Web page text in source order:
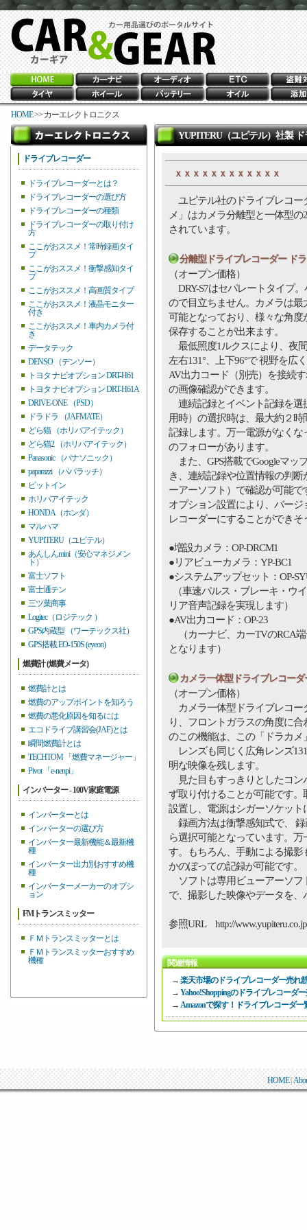
HOME>> カーエレクトロニクス
ドライブレコーダー
ドライブレコーダーとは？
ドライブレコーダーの選び方
ドライブレコーダーの種類
ドライブレコーダーの取り付け
方
ここがおススメ！常時録画タイ
プ
ここがおススメ！衝撃感知タイ
プ
ここがおススメ！高画質タイプ
ここがおススメ！液晶モニター
付き
ここがおススメ！車内カメラ付
き
データテック
DENSO （デンソー）
トヨタ ナビオプション DRT-H61
トヨタ ナビオプション DRT-H61A
DRIVE-ONE （PSD）
ドラドラ （JAFMATE）
どら猫 （ホリバアイテック）
どら猫2 （ホリバアイテック）
Panasonic （パナソニック）
paparazzi （パパラッチ）
ピットイン
ホリバアイテック
HONDA（ホンダ）
マルハマ
YUPITERU（ユピテル）
あんしんmini（安心マネジメン
ト）
富士ソフト
富士通テン
三ツ葉商事
Logitec（ロジテック ）
GPS内蔵型 （ワーテックス社）
GPS搭載 EO-150S (eyeon)
燃費計 (燃費メータ)
燃費計とは
燃費のアップポイントを知ろう
燃費の悪化原因を知るには
エコドライブ講習会(JAF)とは
瞬間燃費計とは
TECHTOM 「燃費マネージャー」
Pivot 「e-nenpi」
インバーター - 100V家庭電源
インバーターとは
インバーターの選び方
インバーター最新機能＆最新機
種
インバーター出力別おすすめ機
種
インバーターメーカーのオプシ
ョン
FMトランスミッター
ＦＭトランスミッターとは
ＦＭトランスミッターおすすめ
機種
YUPITERU（ユピテル）社製
ｘｘｘｘｘｘｘｘｘｘｘｘ
ユピテル社のドライブレコー
メ」はカメラ分離型と一体型の
されています。
分離型ドライブレコーダー ドラ
（オープン価格）
DRY-S7はセパレートタイプ
ので目立ちません。カメラは最
可能となっており、様々な角度
保存することが出来ます。
最低照度1ルクスにより、夜
左右131°、上下96°で 視野を
AV出力コード（別売）を接続
の画像確認ができます。
連続記録とイベント記録を選
用時）の選択時は、最大約２時
記録します。万一電源がなく
のフォローがあります。
また、GPS搭載でGoogleマッ
き、連続記録や位置情報の判
ーアーソフト）で確認が可能で
オプション設置により、バー
レコーダーにすることができそ
●増設カメラ：OP-DRCM1
●リアビューカメラ：YP-BC1
●システムアップセット：OP-
（車速パルス・ブレーキ・ウ
リア音声記録を実現します）
●AV出力コード：OP-23
（カーナビ、カーTVのRCA
となります）
カメラ一体型ドライブレコーダ
（オープン価格）
カメラ一体型ドライブレコー
り、フロントガラスの角度に
のこの機能は、この「ドラカ
レンズも同じく広角レンズ
明な映像を残します。
見た目もすっきりとしたコン
ず取り付けることが可能です
設置し、電源はシガーソケット
録画方法は衝撃感知式で、
ら選択可能となっています。
す。もちろん、手動による撮
かのぼっての記録が可能です。
ソフトは専用ビューアーソフ
で、撮影した映像やデータを
参照URL http://
関連情報
→ 楽天市場のドライブレコーダー売れ
→ Yahoo!Shoppingのドライブレコーダ
→ Amazonで探す！ドライブレコーダ一
HOME|